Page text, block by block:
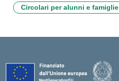
Circolari per alunni e famiglie